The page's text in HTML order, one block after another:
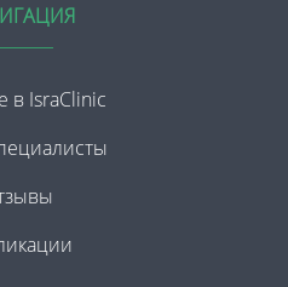
в IsraClinic